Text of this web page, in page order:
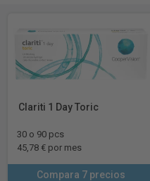
Clariti 1 Day Toric
30 o 90 pcs
45,78 € por mes
Compara 7 precios